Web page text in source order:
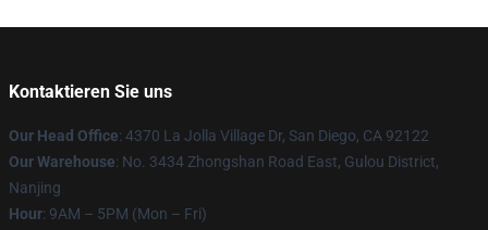
Kontaktieren Sie uns
Our Head Office: 4370 La Jolla Village Dr, San Diego, CA 92122
Our Warehouse: No. 3434 Zhongshan Road East, Gulou District,
Nanjing
Hour: 9AM – 5PM (Mon – Fri)